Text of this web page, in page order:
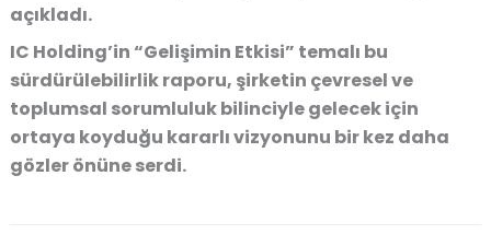
açıkladı.
IC Holding’in “Gelişimin Etkisi” temalı bu
sürdürülebilirlik raporu, şirketin çevresel ve
toplumsal sorumluluk bilinciyle gelecek için
ortaya koyduğu kararlı vizyonunu bir kez daha
gözler önüne serdi.